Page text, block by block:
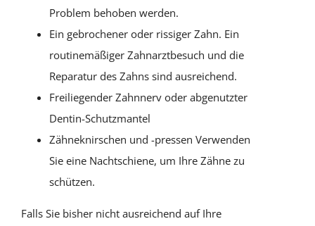
Problem behoben werden.
Ein gebrochener oder rissiger Zahn. Ein
routinemäßiger Zahnarztbesuch und die
Reparatur des Zahns sind ausreichend.
Freiliegender Zahnnerv oder abgenutzter
Dentin-Schutzmantel
Zähneknirschen und -pressen Verwenden
Sie eine Nachtschiene, um Ihre Zähne zu
schützen.
Falls Sie bisher nicht ausreichend auf Ihre